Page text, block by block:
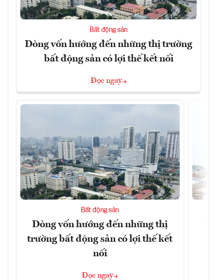
Bất động sản
Dòng vốn hướng đến những thị trường
bất động sản có lợi thế kết nối
Đọc ngay
Bất động sản
Dòng vốn hướng đến những thị
trường bất động sản có lợi thế kết
nối
Đọc ngay